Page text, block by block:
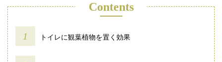
Contents
トイレに観葉植物を置く効果